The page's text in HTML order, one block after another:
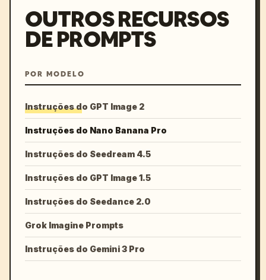
OUTROS RECURSOS
DE PROMPTS
POR MODELO
Instruções do GPT Image 2
Instruções do Nano Banana Pro
Instruções do Seedream 4.5
Instruções do GPT Image 1.5
Instruções do Seedance 2.0
Grok Imagine Prompts
Instruções do Gemini 3 Pro